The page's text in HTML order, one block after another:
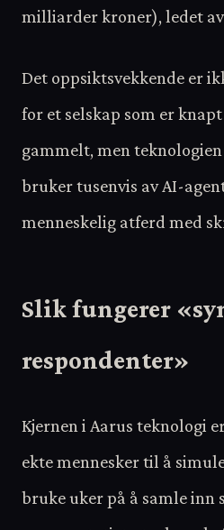
milliarder kroner), ledet
Det oppsiktsvekkende er
for et selskap som er
gammelt, men
bruker tusenvis av AI-
menneskelig atferd med
Slik fungerer
respondenter»
Kjernen i Aarus teknologi
ekte mennesker til å
bruke uker på å samle inn